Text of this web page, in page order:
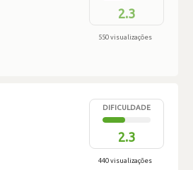
2.3
550 visualizações
DIFICULDADE
2.3
440 visualizações